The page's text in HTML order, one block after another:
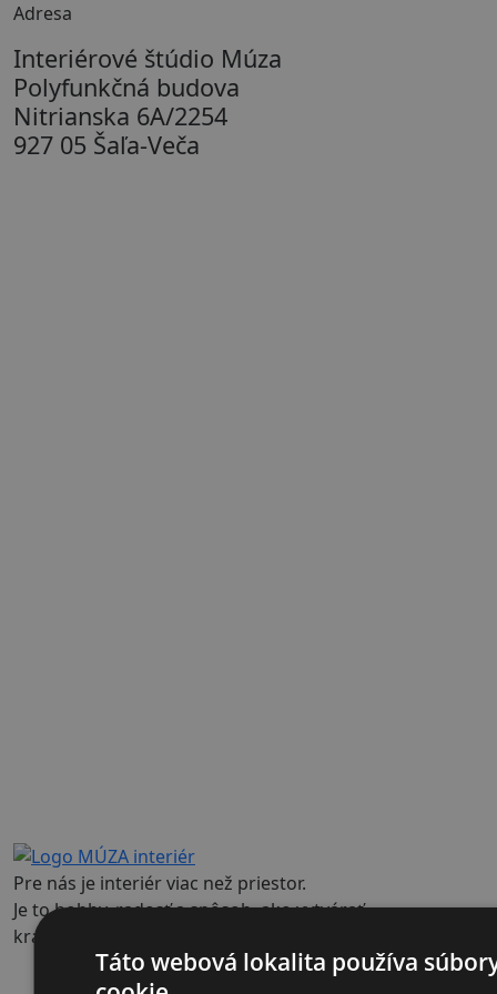
Adresa
Interiérové štúdio Múza
Polyfunkčná budova
Nitrianska 6A/2254
927 05 Šaľa-Veča
Pre nás je interiér viac než priestor.
Je to hobby, radosť a spôsob, ako vytvárať
krásu každý deň.
Táto webová lokalita používa